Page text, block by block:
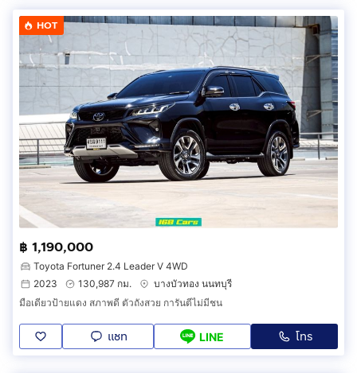
HOT
฿ 1,190,000
Toyota Fortuner 2.4 Leader V 4WD
2023
130,987 กม.
บางบัวทอง นนทบุรี
มือเดียวป้ายแดง สภาพดี ตัวถังสวย การันตีไม่มีชน
แชท LINE โทร